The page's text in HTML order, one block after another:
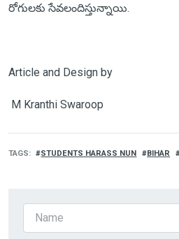
రోగులకు సేవలందిస్తున్నాయి.
Article and Design by
M Kranthi Swaroop
TAGS STUDENTS HARASS NUN BIHAR